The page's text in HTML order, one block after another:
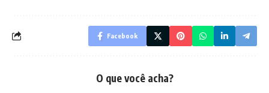
Facebook
O que você acha?